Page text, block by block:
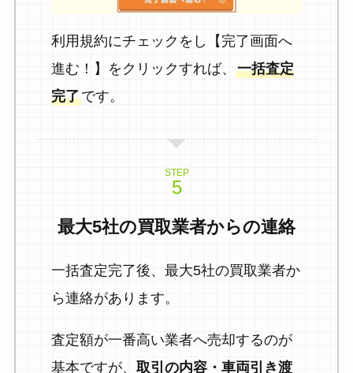
利用規約にチェックをし【完了画面へ
進む！】をクリックすれば、 一括査定
完了です。
STEP
最大5社の買取業者からの連絡
一括査定完了後、最大5社の買取業者か
ら連絡があります。
査定額が一番高い業者へ売却するのが
基本ですが、 取引の内容・車両引き渡